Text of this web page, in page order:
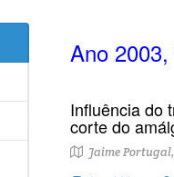
Ano
Influência do
corte do
Jaime